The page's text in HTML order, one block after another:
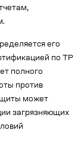
его
по ТР
полного
против
может
загрязняющих